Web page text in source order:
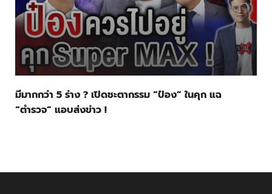
มีมากกว่า 5 ร่าง ? เปิดชะตากรรม “ป๋อง” ในคุก แฉ
“ตำรวจ” แอบส่งข่าว !